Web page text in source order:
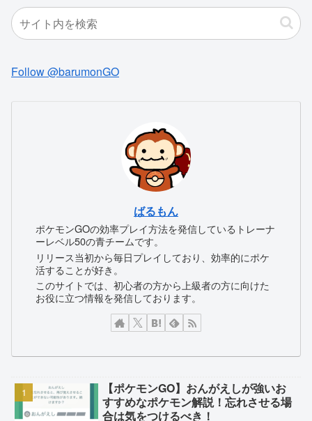
Follow @barumonGO
ばるもん
ポケモンGOの効率プレイ方法を発信しているトレーナ
ーレベル50の青チームです。
リリース当初から毎日プレイしており、効率的にポケ
活することが好き。
このサイトでは、初心者の方から上級者の方に向けた
お役に立つ情報を発信しております。
【ポケモンGO】おんがえしが強いお
すすめなポケモン解説！忘れさせる場
合は気をつけるべき！